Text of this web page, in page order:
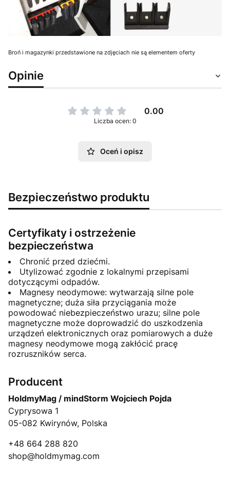
Broń i magazynki przedstawione na zdjęciach nie są elementem oferty
Opinie
0.00
Liczba ocen: 0
Oceń i opisz
Bezpieczeństwo produktu
Certyfikaty i ostrzeżenie
bezpieczeństwa
Chronić przed dziećmi.
Utylizować zgodnie z lokalnymi przepisami
dotyczącymi odpadów.
Magnesy neodymowe: wytwarzają silne pole
magnetyczne; duża siła przyciągania może
powodować niebezpieczeństwo urazu; silne pole
magnetyczne może doprowadzić do uszkodzenia
urządzeń elektronicznych oraz pomiarowych a duże
magnesy neodymowe mogą zakłócić pracę
rozruszników serca.
Producent
HoldmyMag / mindStorm Wojciech Pojda
Cyprysowa 1
05-082 Kwirynów, Polska
+48 664 288 820
shop@holdmymag.com